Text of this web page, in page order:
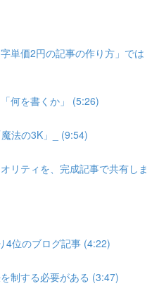
単価2円の記事の作り方」では
何を書くか」 (5:26)
法の3K」_ (9:54)
リティを、完成記事で共有しま
4位のブログ記事 (4:22)
制する必要がある (3:47)